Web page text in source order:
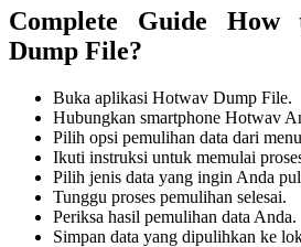
Complete Guide How
Dump File?
Buka aplikasi Hotwav Dump File.
Hubungkan smartphone Hotwav
Pilih opsi pemulihan data dari
Ikuti instruksi untuk memulai
Pilih jenis data yang ingin Anda
Tunggu proses pemulihan selesai.
Periksa hasil pemulihan data Anda.
Simpan data yang dipulihkan ke